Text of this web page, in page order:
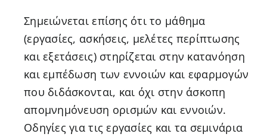
Σημειώνεται επίσης ότι το μάθημα
(εργασίες, ασκήσεις, μελέτες περίπτωσης
και εξετάσεις) στηρίζεται στην κατανόηση
και εμπέδωση των εννοιών και εφαρμογών
που διδάσκονται, και όχι στην άσκοπη
απομνημόνευση ορισμών και εννοιών.
Οδηγίες για τις εργασίες και τα σεμινάρια